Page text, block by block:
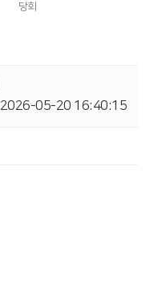
당회
2026-05-20 16:40:15